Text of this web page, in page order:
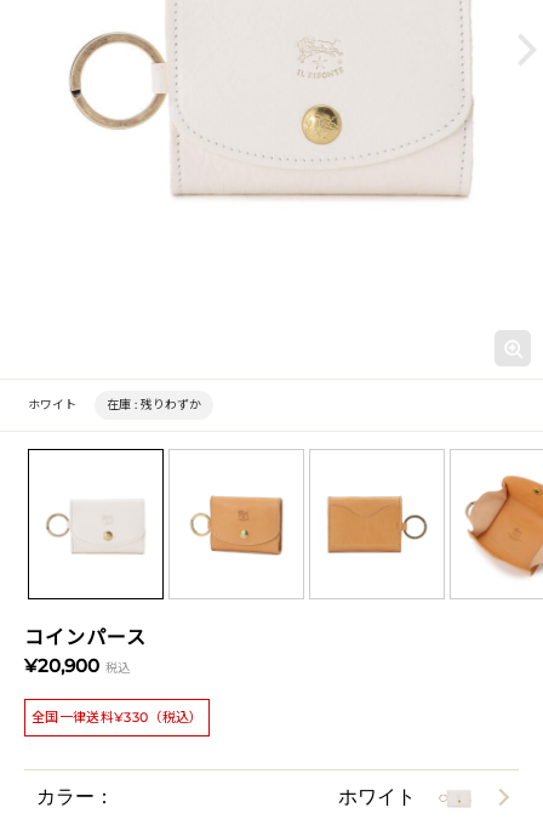
コインパース
¥20,900 税込
全国一律送料¥330（税込）
ホワイト 在庫 : 残りわずか
カラー： ホワイト